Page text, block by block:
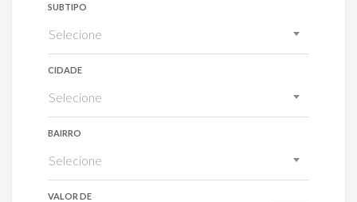
SUBTIPO
Selecione
CIDADE
Selecione
BAIRRO
Selecione
VALOR DE